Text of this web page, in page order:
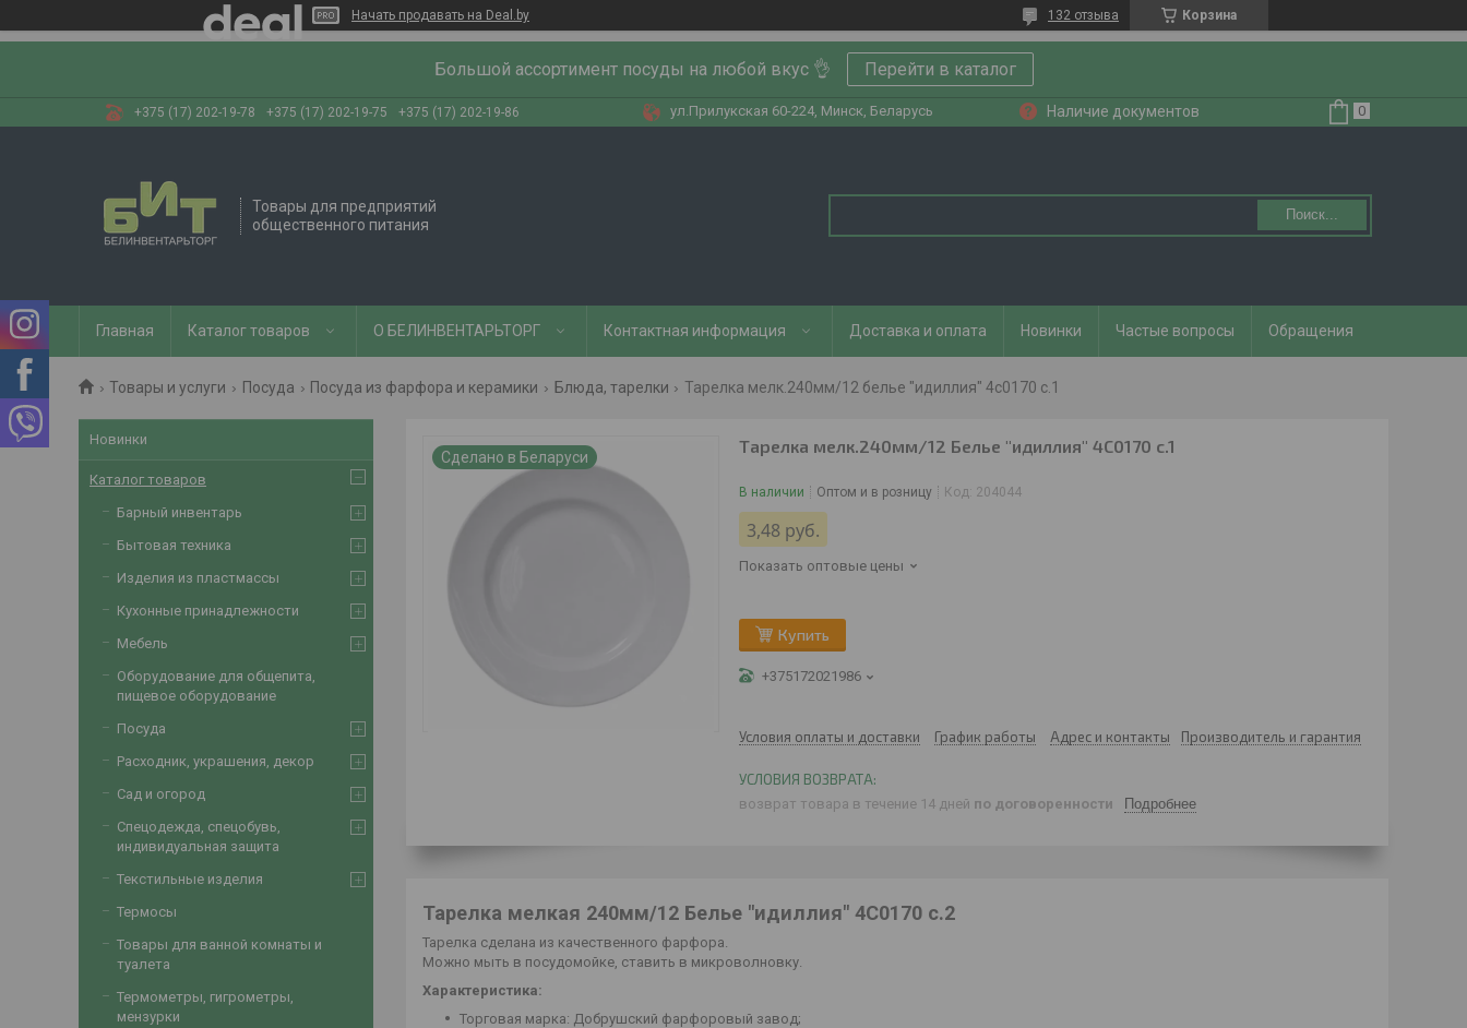
Начать продавать на Deal.by Корзина
132 отзыва
Большой ассортимент посуды на любой вкус 👌 Перейти в каталог
+375 (17) 202-19-78 +375 (17) 202-19-75 +375 (17) 202-19-86 ул.Прилукская 60-224, Минск, Беларусь Наличие документов
Товары для предприятий
общественного питания
Поиск...
Главная Каталог товаров О БЕЛИНВЕНТАРЬТОРГ Контактная информация Доставка и оплата Новинки Частые вопросы Обращения
Товары и услуги Посуда Посуда из фарфора и керамики Блюда, тарелки Тарелка мелк.240мм/12 белье "идиллия" 4с0170 с.1
Сделано в Беларуси
Тарелка мелк.240мм/12 Белье "идиллия" 4С0170 с.1
В наличии Оптом и в розницу Код: 204044
3,48 руб.
Показать оптовые цены
Купить
+375172021986
Условия оплаты и доставки График работы Адрес и контакты Производитель и гарантия
возврат товара в течение 14 дней по договоренности Подробнее
Тарелка мелкая 240мм/12 Белье "идиллия" 4С0170 с.2
Тарелка сделана из качественного фарфора.
Можно мыть в посудомойке, ставить в микроволновку.
Характеристика:
Торговая марка: Добрушский фарфоровый завод;
Новинки
Каталог товаров
Барный инвентарь
Бытовая техника
Изделия из пластмассы
Кухонные принадлежности
Мебель
Оборудование для общепита,
пищевое оборудование
Посуда
Расходник, украшения, декор
Сад и огород
Спецодежда, спецобувь,
индивидуальная защита
Текстильные изделия
Термосы
Товары для ванной комнаты и
туалета
Термометры, гигрометры,
мензурки